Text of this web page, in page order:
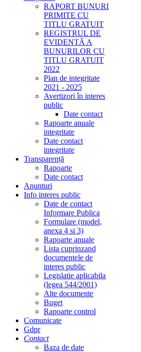
RAPORT BUNURI
PRIMITE CU
TITLU GRATUIT
REGISTRUL DE
EVIDENTĂ A
BUNURILOR CU
TITLU GRATUIT
2022
Plan de integritate
2021 - 2025
Avertizori în interes
public
Date contact
Rapoarte anuale
integritate
Date contact
integritate
Transparență
Rapoarte
Date contact
Anunturi
Info interes public
Date de contact
Informare Publica
Formulare (model,
anexa 4 si 3)
Rapoarte anuale
Lista cuprinzand
documentele de
interes public
Legislatie aplicabila
(legea 544/2001)
Alte documente
Buget
Rapoarte control
Comunicate
Gdpr
Contact
Baza de date